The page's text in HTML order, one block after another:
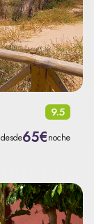
9.5
desde65€noche